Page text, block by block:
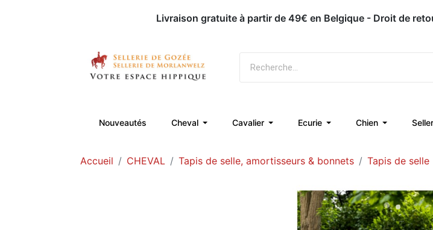
Appelez-nous : 071
Nouveautés Cheval Cavalier Ecurie Chien
Accueil CHEVAL Tapis de selle, amortisseurs & bonnets Tapis de selle